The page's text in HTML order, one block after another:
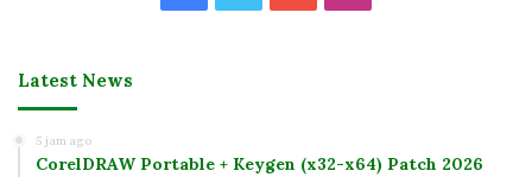
Latest News
5 jam ago
CorelDRAW Portable + Keygen (x32-x64) Patch 2026